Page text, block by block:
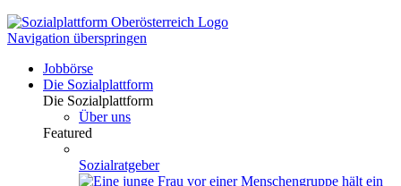
Navigation überspringen
Jobbörse
Die Sozialplattform
Die Sozialplattform
Über uns
Featured
Sozialratgeber